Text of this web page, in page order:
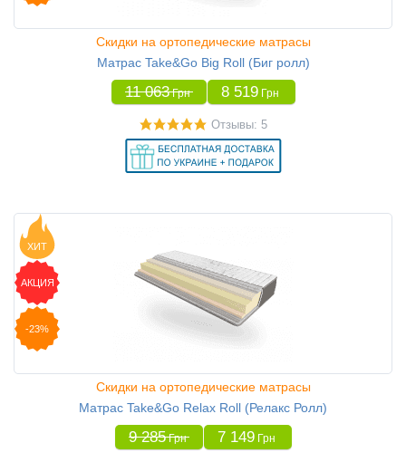
Скидки на ортопедические матрасы
Матрас Take&Go Big Roll (Биг ролл)
11 063 Грн 8 519 Грн
Отзывы: 5
ХИТ
АКЦИЯ
-23%
Скидки на ортопедические матрасы
Матрас Take&Go Relax Roll (Релакс Ролл)
9 285 Грн 7 149 Грн